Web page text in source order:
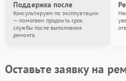
Поддержка после
Консультируем по эксплуатации
— помогаем продлить срок
службы после выполнения
ремонта.
Оставьте заявку на